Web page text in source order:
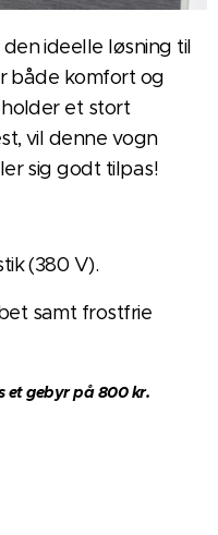
ideelle løsning til
både komfort og
et stort
vil denne vogn
sig godt tilpas!
(380 V).
samt frostfrie
et gebyr på 800 kr.